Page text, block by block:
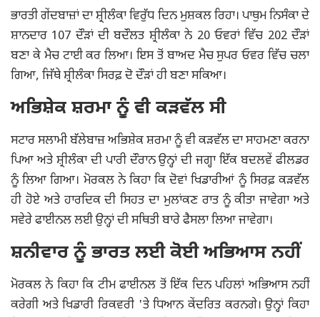
ਭਾਰਤੀ ਗੇਂਦਬਾਜ਼ਾਂ ਦਾ ਸ਼੍ਰੀਲੰਕਾ ਵਿਰੁੱਧ ਦਿਨ ਮੁਸ਼ਕਲ ਰਿਹਾ। ਪਾਥੁਮ ਨਿਸੰਕਾ ਦੇ
ਸ਼ਾਨਦਾਰ 107 ਦੌੜਾਂ ਦੀ ਬਦੌਲਤ ਸ਼੍ਰੀਲੰਕਾ ਨੇ 20 ਓਵਰਾਂ ਵਿੱਚ 202 ਦੌੜਾਂ
ਬਣਾ ਕੇ ਮੈਚ ਟਾਈ ਕਰ ਲਿਆ। ਇਸ ਤੋਂ ਬਾਅਦ ਮੈਚ ਸੁਪਰ ਓਵਰ ਵਿੱਚ ਚਲਾ
ਗਿਆ, ਜਿੱਥੇ ਸ਼੍ਰੀਲੰਕਾ ਸਿਰਫ਼ ਦੋ ਦੌੜਾਂ ਹੀ ਬਣਾ ਸਕਿਆ।
ਅਭਿਸ਼ੇਕ ਸ਼ਰਮਾ ਨੂੰ ਵੀ ਕੜਵੱਲ ਸੀ
ਸਟਾਰ ਸਲਾਮੀ ਬੱਲੇਬਾਜ਼ ਅਭਿਸ਼ੇਕ ਸ਼ਰਮਾ ਨੂੰ ਵੀ ਕੜਵੱਲ ਦਾ ਸਾਹਮਣਾ ਕਰਨਾ
ਪਿਆ ਅਤੇ ਸ਼੍ਰੀਲੰਕਾ ਦੀ ਪਾਰੀ ਦੌਰਾਨ ਉਨ੍ਹਾਂ ਦੀ ਜਗ੍ਹਾ ਇੱਕ ਬਦਲਵੇਂ ਫੀਲਡਰ
ਨੂੰ ਲਿਆ ਗਿਆ। ਮੋਰਕਲ ਨੇ ਕਿਹਾ ਕਿ ਦੋਵਾਂ ਖਿਡਾਰੀਆਂ ਨੂੰ ਸਿਰਫ਼ ਕੜਵੱਲ
ਹੀ ਹੋਏ ਅਤੇ ਹਾਰਦਿਕ ਦੀ ਸਿਹਤ ਦਾ ਮੁਲਾਂਕਣ ਰਾਤ ਨੂੰ ਕੀਤਾ ਜਾਵੇਗਾ ਅਤੇ
ਸਵੇਰੇ ਫਾਈਨਲ ਲਈ ਉਨ੍ਹਾਂ ਦੀ ਸਥਿਤੀ ਬਾਰੇ ਫੈਸਲਾ ਲਿਆ ਜਾਵੇਗਾ।
ਸ਼ਨੀਵਾਰ ਨੂੰ ਭਾਰਤ ਲਈ ਕੋਈ ਅਭਿਆਸ ਨਹੀਂ
ਮੋਰਕਲ ਨੇ ਕਿਹਾ ਕਿ ਟੀਮ ਫਾਈਨਲ ਤੋਂ ਇੱਕ ਦਿਨ ਪਹਿਲਾਂ ਅਭਿਆਸ ਨਹੀਂ
ਕਰੇਗੀ ਅਤੇ ਖਿਡਾਰੀ ਰਿਕਵਰੀ 'ਤੇ ਧਿਆਨ ਕੇਂਦਰਿਤ ਕਰਨਗੇ। ਉਨ੍ਹਾਂ ਕਿਹਾ